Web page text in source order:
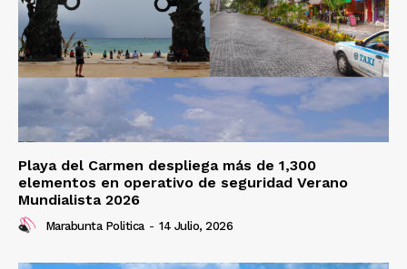
Playa del Carmen despliega más de 1,300
elementos en operativo de seguridad Verano
Mundialista 2026
Marabunta Politica - 14 Julio, 2026